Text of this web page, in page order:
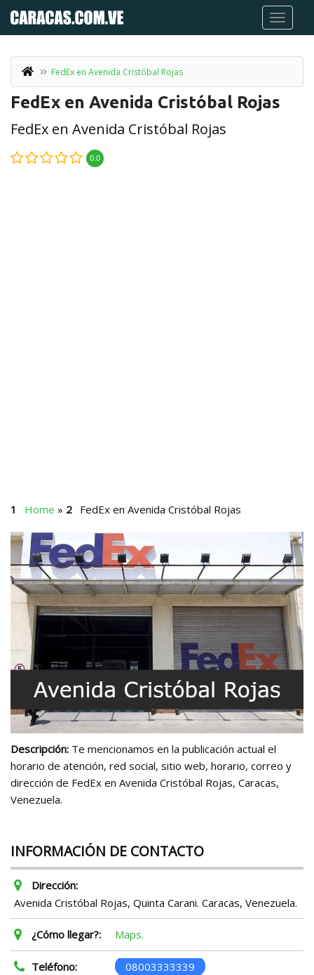
FedEx en Avenida Cristóbal Rojas
FedEx en Avenida Cristóbal Rojas
FedEx en Avenida Cristóbal Rojas
0.0
Home » FedEx en Avenida Cristóbal Rojas
Descripción: Te mencionamos en la publicación actual el
horario de atención, red social, sitio web, horario, correo y
dirección de FedEx en Avenida Cristóbal Rojas, Caracas,
Venezuela.
INFORMACIÓN DE CONTACTO
Dirección:
Avenida Cristóbal Rojas, Quinta Carani. Caracas, Venezuela.
¿Cómo llegar?: Maps.
Teléfono: 08003333339